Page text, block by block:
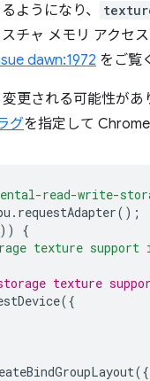
ようになり、
チャ メモリ アクセ
dawn:1972 をご覧
更される可能性があ
グを指定して
read-write-
. requestAdapter();
))
{
texture
texture
({
({